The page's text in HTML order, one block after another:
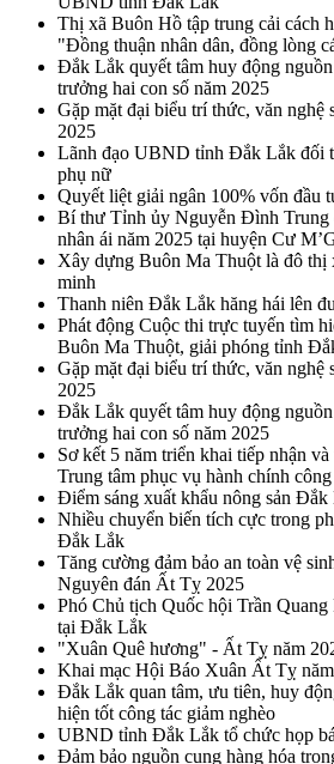
Thị xã Buôn Hồ tập trung cải cách
"Đồng thuận nhân dân, đồng lòng
Đắk Lắk quyết tâm huy động
trưởng hai con số năm 2025
Gặp mặt đại biểu trí thức, văn
2025
Lãnh đạo UBND tỉnh Đắk Lắk đối
phụ nữ
Quyết liệt giải ngân 100% vốn đầu
Bí thư Tỉnh ủy Nguyễn Đình Trung
nhân ái năm 2025 tại huyện Cư
Xây dựng Buôn Ma Thuột là đô thị
minh
Thanh niên Đắk Lắk hăng hái lên
Phát động Cuộc thi trực tuyến tìm
Buôn Ma Thuột, giải phóng tỉnh
Gặp mặt đại biểu trí thức, văn
2025
Đắk Lắk quyết tâm huy động
trưởng hai con số năm 2025
Sơ kết 5 năm triển khai tiếp nhận
Trung tâm phục vụ hành chính công
Điểm sáng xuất khẩu nông sản Đắk
Nhiều chuyển biến tích cực trong
Đắk Lắk
Tăng cường đảm bảo an toàn vệ
Nguyên đán Ất Tỵ 2025
Phó Chủ tịch Quốc hội Trần
tại Đắk Lắk
"Xuân Quê hương" - Ất Tỵ năm
Khai mạc Hội Báo Xuân Ất Tỵ
Đắk Lắk quan tâm, ưu tiên, huy
hiện tốt công tác giảm nghèo
UBND tỉnh Đắk Lắk tổ chức họp
Đảm bảo nguồn cung hàng hóa